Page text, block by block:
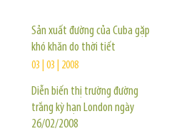
Sản xuất đường của Cuba gặp
khó khăn do thời tiết
03 | 03 | 2008
Diễn biến thị trường đường
trắng kỳ hạn London ngày
26/02/2008